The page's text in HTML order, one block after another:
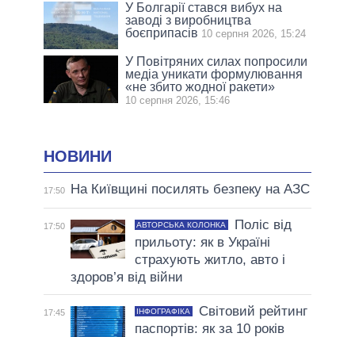
У Болгарії стався вибух на
заводі з виробництва
боєприпасів 10 серпня 2026, 15:24
У Повітряних силах попросили
медіа уникати формулювання
«не збито жодної ракети»
10 серпня 2026, 15:46
НОВИНИ
17:50 На Київщині посилять безпеку на АЗС
17:50 АВТОРСЬКА КОЛОНКА
Поліс від
прильоту: як в Україні
страхують житло, авто і
здоров’я від війни
17:45 ІНФОГРАФІКА
Світовий рейтинг
паспортів: як за 10 років